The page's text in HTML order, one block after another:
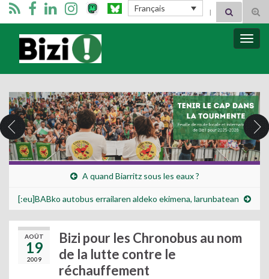
Français Search for:
Bizimugi
A quand Biarritz sous les eaux ?
[:eu]BABko autobus errailaren aldeko ekimena, larunbatean
AOÛT
19
2009
Bizi pour les Chronobus au nom
de la lutte contre le
réchauffement